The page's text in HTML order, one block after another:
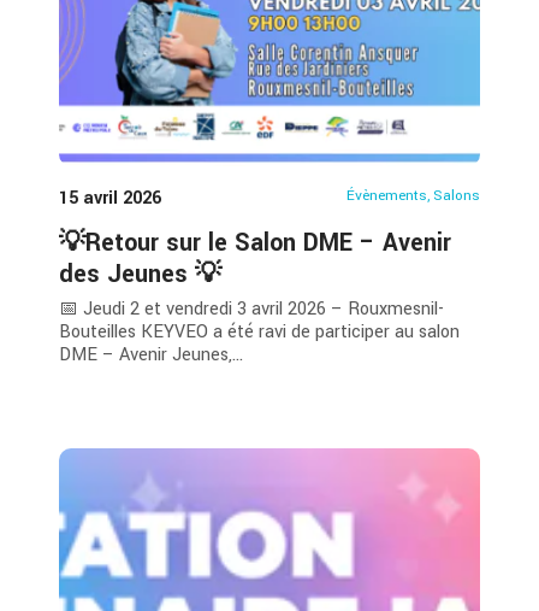
15 avril 2026 Évènements, Salons
💡Retour sur le Salon DME – Avenir
des Jeunes 💡
📅 Jeudi 2 et vendredi 3 avril 2026 – Rouxmesnil-
Bouteilles KEYVEO a été ravi de participer au salon
DME – Avenir Jeunes,...